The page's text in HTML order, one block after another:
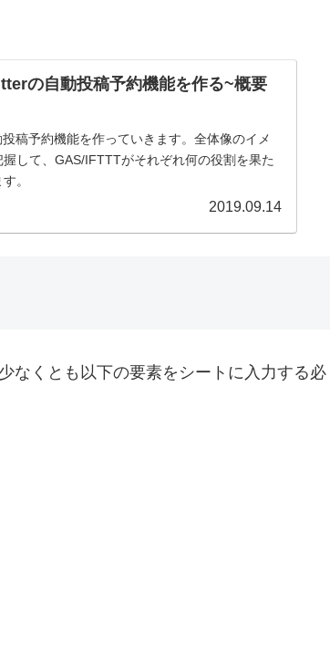
の自動投稿予約機能を作る~概要
稿予約機能を作っていきます。全体像のイメ
して、GAS/IFTTTがそれぞれ何の役割を果た
。
2019.09.14
なくとも以下の要素をシートに入力する必